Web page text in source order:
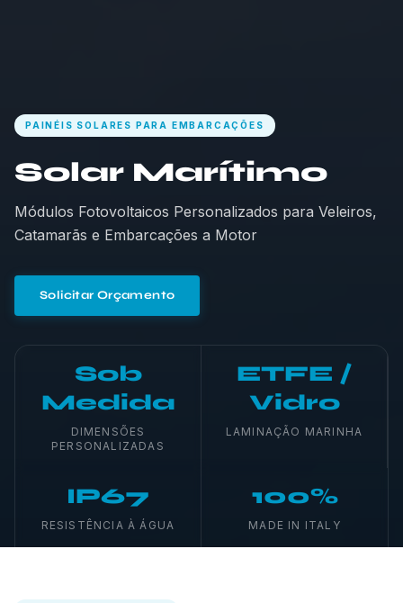
PAINÉIS SOLARES PARA EMBARCAÇÕES
Solar Marítimo
Módulos Fotovoltaicos Personalizados para Veleiros,
Catamarãs e Embarcações a Motor
Solicitar Orçamento
Sob
Medida
DIMENSÕES
PERSONALIZADAS
ETFE /
Vidro
LAMINAÇÃO MARINHA
IP67
RESISTÊNCIA À ÁGUA
100%
MADE IN ITALY